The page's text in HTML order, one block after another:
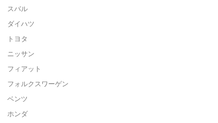
スバル
ダイハツ
トヨタ
ニッサン
フィアット
フォルクスワーゲン
ベンツ
ホンダ